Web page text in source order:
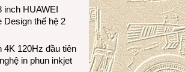
inch HUAWEI
Design thế hệ 2
4K 120Hz đầu tiên
in phun inkjet